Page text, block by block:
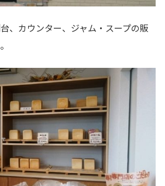
、カウンター、ジャム・スープの販